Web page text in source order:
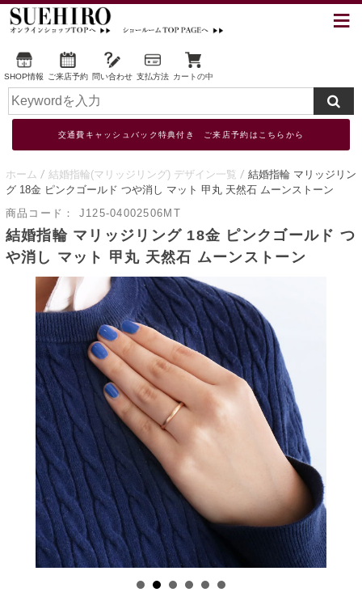
SHOP情報 ご来店予約 問い合わせ 支払方法 カートの中
交通費キャッシュバック特典付き ご来店予約はこちらから
ホーム 結婚指輪(マリッジリング) デザイン一覧
結婚指輪 マリッジリン
グ 18金 ピンクゴールド つや消し マット 甲丸 天然石 ムーンストーン
商品コード：
J125-04002506MT
結婚指輪 マリッジリング 18金 ピンクゴールド つ
や消し マット 甲丸 天然石 ムーンストーン